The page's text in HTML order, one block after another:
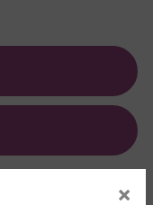
×